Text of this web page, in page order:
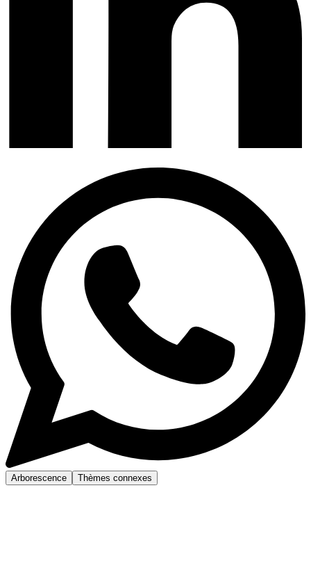
Arborescence Thèmes connexes